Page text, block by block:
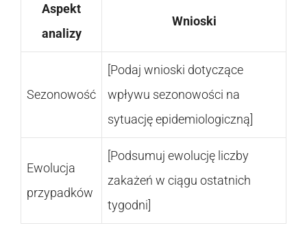
Aspekt
analizy
Wnioski
Sezonowość
[Podaj wnioski dotyczące
wpływu sezonowości na
sytuację epidemiologiczną]
Ewolucja
przypadków
[Podsumuj ewolucję liczby
zakażeń w ciągu ostatnich
tygodni]